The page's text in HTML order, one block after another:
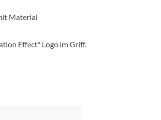
Material
Effect" Logo im Griff.